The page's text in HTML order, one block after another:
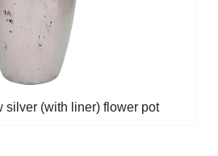
silver (with liner) flower pot